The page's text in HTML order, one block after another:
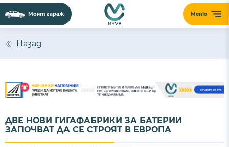
Меню
Моят гараж
Назад
ДВЕ НОВИ ГИГАФАБРИКИ ЗА БАТЕРИИ
ЗАПОЧВАТ ДА СЕ СТРОЯТ В ЕВРОПА